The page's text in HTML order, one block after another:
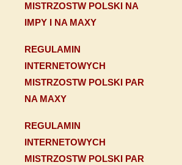
MISTRZOSTW POLSKI NA
IMPY I NA MAXY
REGULAMIN
INTERNETOWYCH
MISTRZOSTW POLSKI PAR
NA MAXY
REGULAMIN
INTERNETOWYCH
MISTRZOSTW POLSKI PAR